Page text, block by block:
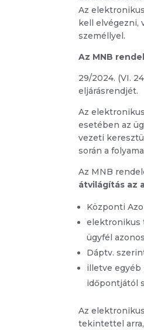
Az
kell elvégezni,
személlyel.
Az MNB
29/2024. (VI.
eljárásrendjét.
Az
esetében az
vezeti
során a
Az MNB
átvilágítás az
Központi
elektronikus
ügyfél
Dáptv.
illetve egyéb
időpontjától
Az
tekintettel